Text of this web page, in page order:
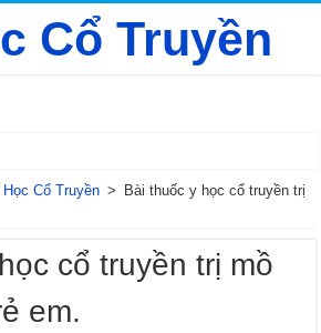
nào để đạt hiệu quả điều trị tốt nhất?
huyết theo Y học cổ truyền
thần kinh bằng Đông y
Cổ Truyền >
Bài thuốc y học cổ truyền trị
cổ truyền trị mồ
em.